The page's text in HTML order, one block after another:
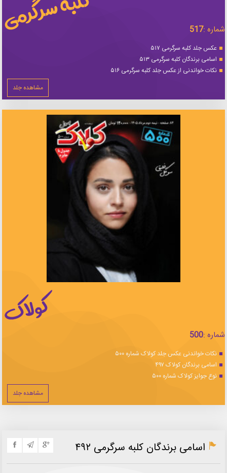
شماره :517
عکس جلد کلبه سرگرمی ۵۱۷
اسامی برندگان کلبه سرگرمی ۵۱۳
نکات خواندنی از عکس جلد کلبه سرگرمی ۵۱۶
مشاهده جلد
شماره :500
نکات خواندنی عکس جلد کولاک شماره ۵۰۰
اسامی برندگان کولاک ۴۹۷
نوع جوایز کولاک شماره ۵۰۰
مشاهده جلد
اسامی برندگان کلبه سرگرمی ۴۹۲